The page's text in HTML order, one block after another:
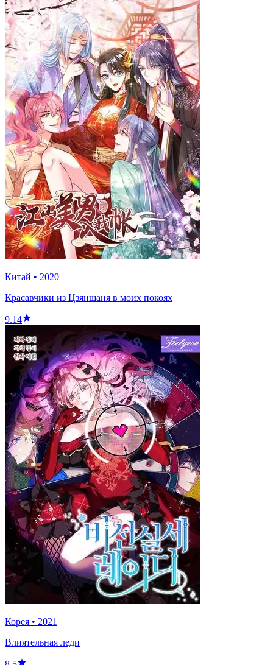
Китай • 2020
Красавчики из Цзяншаня в моих покоях
9.14
Корея • 2021
Влиятельная леди